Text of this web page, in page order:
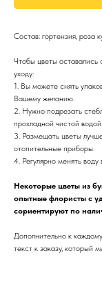
Состав: гортензия, роза
Чтобы цветы оставались
уходу:
1. Вы можете снять
Вашему желанию.
2. Нужно подрезать
прохладной чистой водой.
3. Размещать цветы
отопительные приборы.
4. Регулярно менять воду
Некоторые цветы из
опытные флористы с
сориентируют по
Дополнительно к
текст к заказу, который